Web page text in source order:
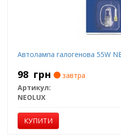
Автолампа галогенова 55W
98 грн
завтра
Артикул:
NEOLUX
КУПИТИ